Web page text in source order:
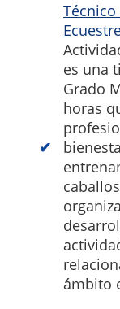
es una
Grado
horas
ámbito